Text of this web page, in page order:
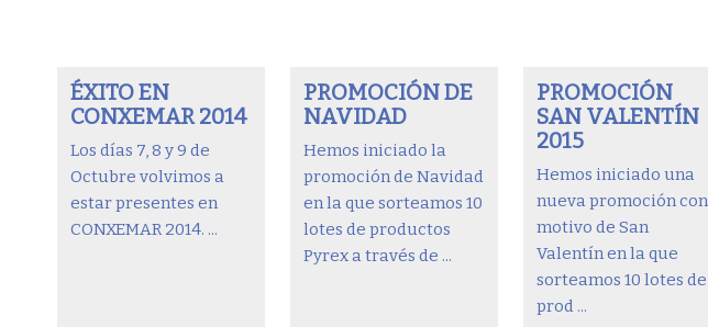
ÉXITO EN
CONXEMAR 2014
Los días 7, 8 y 9 de
Octubre volvimos a
estar presentes en
CONXEMAR 2014. ...
PROMOCIÓN DE
NAVIDAD
Hemos iniciado la
promoción de Navidad
en la que sorteamos 10
lotes de productos
Pyrex a través de ...
PROMOCIÓN
SAN VALENTÍN
2015
Hemos iniciado una
nueva promoción con
motivo de San
Valentín en la que
sorteamos 10 lotes de
prod ...